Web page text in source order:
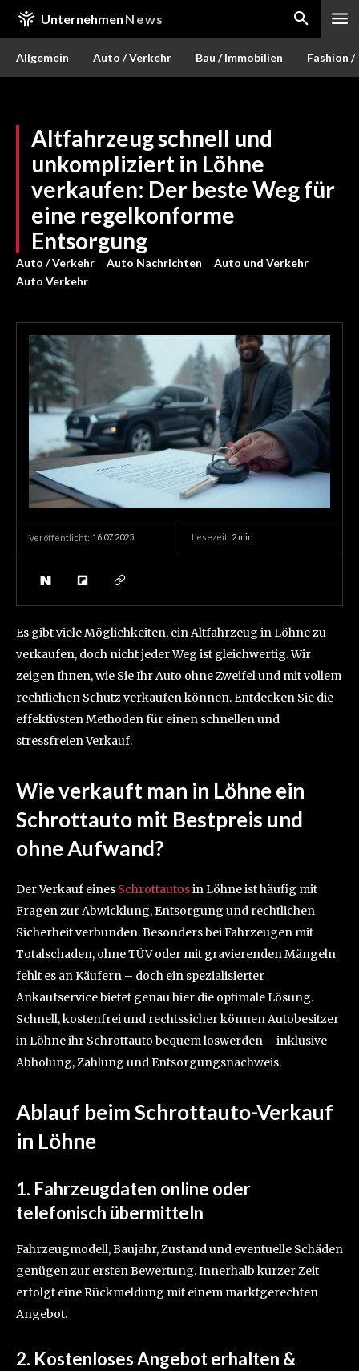
Unternehmen News
Allgemein Auto / Verkehr Bau / Immobilien Fashion /
Altfahrzeug schnell und
unkompliziert in Löhne
verkaufen: Der beste Weg für
eine regelkonforme
Entsorgung
Auto / Verkehr Auto Nachrichten
Auto und Verkehr
Auto Verkehr
Veröffentlicht: 16.07.2025 Lesezeit: 2 min.
Es gibt viele Möglichkeiten, ein Altfahrzeug in Löhne zu
verkaufen, doch nicht jeder Weg ist gleichwertig. Wir
zeigen Ihnen, wie Sie Ihr Auto ohne Zweifel und mit vollem
rechtlichen Schutz verkaufen können. Entdecken Sie die
effektivsten Methoden für einen schnellen und
stressfreien Verkauf.
Wie verkauft man in Löhne ein
Schrottauto mit Bestpreis und
ohne Aufwand?
Der Verkauf eines Schrottautosin Löhne ist häufig mit
Fragen zur Abwicklung, Entsorgung und rechtlichen
Sicherheit verbunden. Besonders bei Fahrzeugen mit
Totalschaden, ohne TÜV oder mit gravierenden Mängeln
fehlt es an Käufern – doch ein spezialisierter
Ankaufservice bietet genau hier die optimale Lösung.
Schnell, kostenfrei und rechtssicher können Autobesitzer
in Löhne ihr Schrottauto bequem loswerden – inklusive
Abholung, Zahlung und Entsorgungsnachweis.
Ablauf beim Schrottauto-Verkauf
in Löhne
1. Fahrzeugdaten online oder
telefonisch übermitteln
Fahrzeugmodell, Baujahr, Zustand und eventuelle Schäden
genügen zur ersten Bewertung. Innerhalb kurzer Zeit
erfolgt eine Rückmeldung mit einem marktgerechten
Angebot.
2. Kostenloses Angebot erhalten &